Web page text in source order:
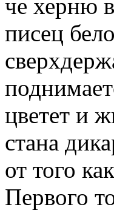
че херню
писец
цветет и
стана
от того
Первого